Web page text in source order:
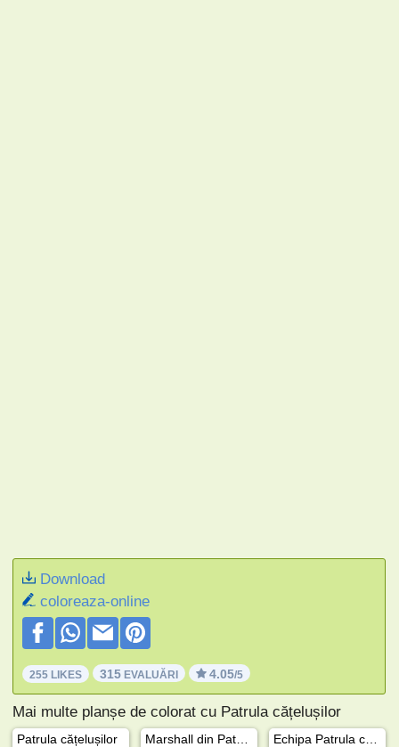
Download
coloreaza-online
255 LIKES 315 EVALUĂRI 4.05/5
Mai multe planșe de colorat cu Patrula cățelușilor
Patrula cățelușilor